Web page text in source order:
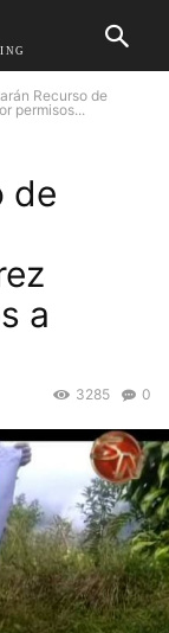
Recurso de
permisos...
de
a
0
3285